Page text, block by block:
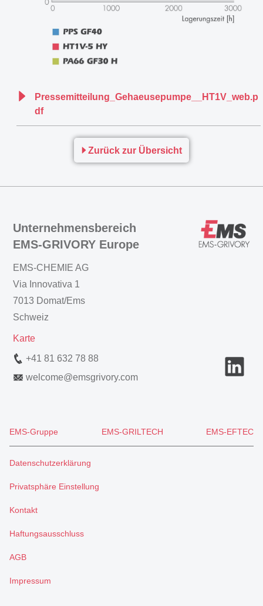
Pressemitteilung_Gehaeusepumpe__HT1V_web.p
df
Zurück zur Übersicht
Unternehmensbereich
EMS-GRIVORY Europe
EMS-CHEMIE AG
Via Innovativa 1
7013 Domat/Ems
Schweiz
Karte
+41 81 632 78 88
welcome@emsgrivory.com
EMS-Gruppe EMS-GRILTECH EMS-EFTEC
Datenschutzerklärung
Privatsphäre Einstellung
Kontakt
Haftungsausschluss
AGB
Impressum